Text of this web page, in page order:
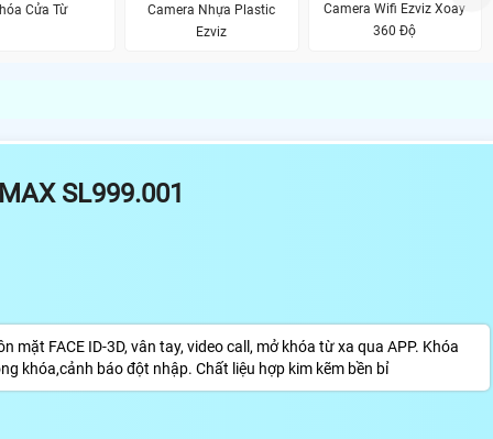
Cửa Từ
Camera Nhựa Plastic
Ezviz
Camera Wifi Ezviz Xoay
360 Độ
SL999.001
FACE ID-3D, vân tay, video call, mở khóa từ xa qua APP. Khóa
khóa,cảnh báo đột nhập. Chất liệu hợp kim kẽm bền bỉ